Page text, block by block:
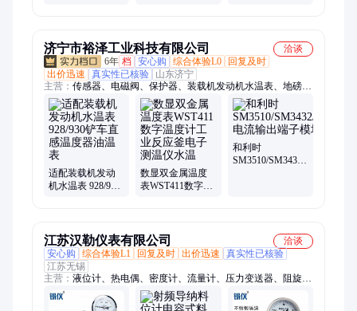
济宁市裕泽工业科技有限公司
洽谈
6年 档 安心购 综合体验L0
回复及时
出价迅速
真实性已核验
山东济宁
主营： 传感器、电磁阀、保护器、装载机发动机水温表、地磅、
电动脚手架、装载机电子秤、机械抓手、砌筑升降平台、光伏板
升降机、内撑吊具、混凝土振动棒、打标机、研磨机、裁切机、
平移门电机、超市防盗门、磨片磨头、滑移机、消防机器人、农
业打药机、履带底盘、消防器材
适配装载机发动
机水温表 928/930
数显双金属温度
表WST411数字温
和利时
SM3510/SM3432/SM3310/
江苏汉勒仪表有限公司
洽谈
安心购
综合体验L1 回复及时 出价迅速
真实性已核验
江苏无锡
主营： 液位计、热电偶、密度计、流量计、压力变送器、阻旋料
位计、差压变送器、料位计开关、双法兰差压、一体化孔板、料
位控制器、液位控制器、单法兰隔膜、音叉料位计、蒸汽流量